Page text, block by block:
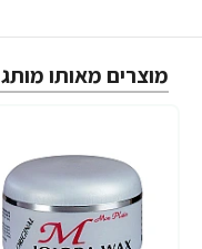
מוצרים מאותו מותג